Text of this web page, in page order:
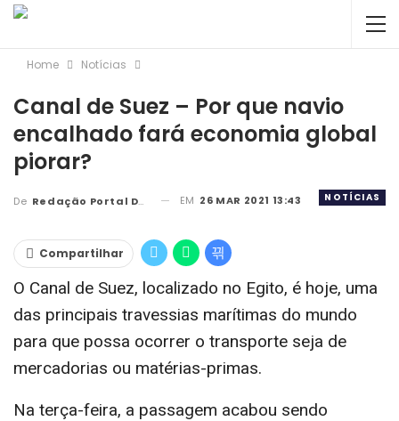
Home Notícias
Canal de Suez – Por que navio
encalhado fará economia global
piorar?
NOTÍCIAS
De Redação Portal DBC EM 26 MAR 2021 13:43
Compartilhar
O Canal de Suez, localizado no Egito, é hoje, uma
das principais travessias marítimas do mundo
para que possa ocorrer o transporte seja de
mercadorias ou matérias-primas.
Na terça-feira, a passagem acabou sendo